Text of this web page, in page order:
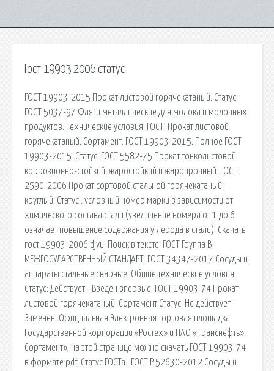
Гост 19903 2006 статус
ГОСТ 19903-2015 Прокат листовой горячекатаный. Статус:.
ГОСТ 5037-97 Фляги металлические для молока и молочных
продуктов. Технические условия. ГОСТ: Прокат листовой
горячекатаный. Сортамент. ГОСТ 19903-2015. Полное ГОСТ
19903-2015: Статус. ГОСТ 5582-75 Прокат тонколистовой
коррозионно-стойкий, жаростойкий и жаропрочный. ГОСТ
2590-2006 Прокат сортовой стальной горячекатаный
круглый. Статус:. условный номер марки в зависимости от
химического состава стали (увеличение номера от 1 до 6
означает повышение содержания углерода в стали). Скачать
гост 19903-2006 djvu. Поиск в тексте. ГОСТ Группа В
МЕЖГОСУДАРСТВЕННЫЙ СТАНДАРТ. ГОСТ 34347-2017 Сосуды и
аппараты стальные сварные. Общие технические условия
Статус: Действует - Введен впервые. ГОСТ 19903-74 Прокат
листовой горячекатаный. Сортамент Статус: Не действует -
Заменен. Официальная Электронная торговая площадка
Государственной корпорации «Ростех» и ПАО «Транснефть».
Сортамент», на этой странице можно скачать ГОСТ 19903-74
в формате pdf, Статус ГОСТа:. ГОСТ Р 52630-2012 Сосуды и